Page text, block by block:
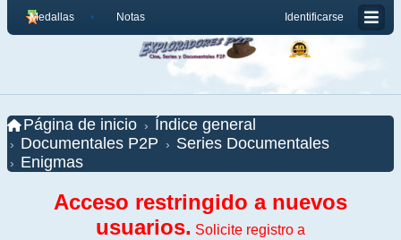
Identificarse
Medallas Notas
Página de inicio
Índice general
Documentales P2P
Series Documentales
Enigmas
Acceso restringido a nuevos
usuarios. Solicite registro a